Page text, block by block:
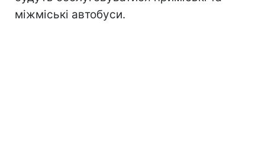
міжміські автобуси.